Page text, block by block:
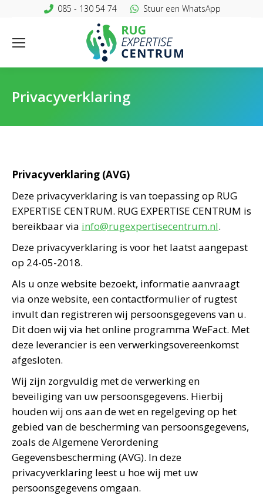
085 - 130 54 74 Stuur een WhatsApp
Privacyverklaring
Privacyverklaring (AVG)
Deze privacyverklaring is van toepassing op RUG
EXPERTISE CENTRUM. RUG EXPERTISE CENTRUM is
bereikbaar via info@rugexpertisecentrum.nl.
Deze privacyverklaring is voor het laatst aangepast
op 24-05-2018.
Als u onze website bezoekt, informatie aanvraagt
via onze website, een contactformulier of rugtest
invult dan registreren wij persoonsgegevens van u.
Dit doen wij via het online programma WeFact. Met
deze leverancier is een verwerkingsovereenkomst
afgesloten.
Wij zijn zorgvuldig met de verwerking en
beveiliging van uw persoonsgegevens. Hierbij
houden wij ons aan de wet en regelgeving op het
gebied van de bescherming van persoonsgegevens,
zoals de Algemene Verordening
Gegevensbescherming (AVG). In deze
privacyverklaring leest u hoe wij met uw
persoonsgegevens omgaan.